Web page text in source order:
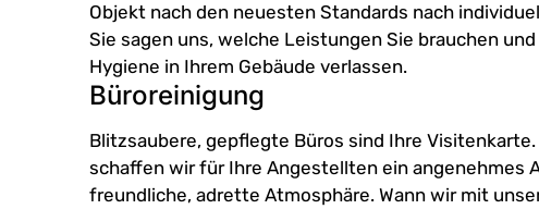
Objekt nach den neuesten Standards nach
Sie sagen uns, welche Leistungen Sie brauchen
Hygiene in Ihrem Gebäude verlassen.
Büroreinigung
Blitzsaubere, gepflegte Büros sind Ihre
schaffen wir für Ihre Angestellten ein angenehmes
freundliche, adrette Atmosphäre. Wann wir mit